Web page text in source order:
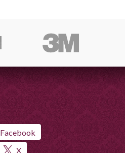
Facebook
X